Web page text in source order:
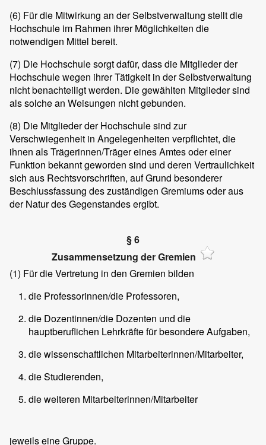
(6) Für die Mitwirkung an der Selbstverwaltung stellt die
Hochschule im Rahmen ihrer Möglichkeiten die
notwendigen Mittel bereit.
(7) Die Hochschule sorgt dafür, dass die Mitglieder der
Hochschule wegen ihrer Tätigkeit in der Selbstverwaltung
nicht benachteiligt werden. Die gewählten Mitglieder sind
als solche an Weisungen nicht gebunden.
(8) Die Mitglieder der Hochschule sind zur
Verschwiegenheit in Angelegenheiten verpflichtet, die
ihnen als Trägerinnen/Träger eines Amtes oder einer
Funktion bekannt geworden sind und deren Vertraulichkeit
sich aus Rechtsvorschriften, auf Grund besonderer
Beschlussfassung des zuständigen Gremiums oder aus
der Natur des Gegenstandes ergibt.
§ 6
Zusammensetzung der Gremien
(1) Für die Vertretung in den Gremien bilden
die Professorinnen/die Professoren,
die Dozentinnen/die Dozenten und die
hauptberuflichen Lehrkräfte für besondere Aufgaben,
die wissenschaftlichen Mitarbeiterinnen/Mitarbeiter,
die Studierenden,
die weiteren Mitarbeiterinnen/Mitarbeiter
jeweils eine Gruppe.